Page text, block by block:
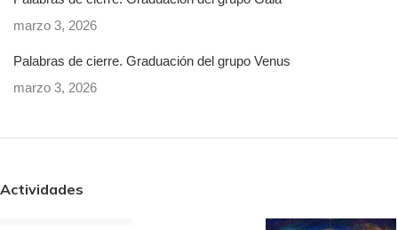
marzo 3, 2026
Palabras de cierre. Graduación del grupo Venus
marzo 3, 2026
Actividades